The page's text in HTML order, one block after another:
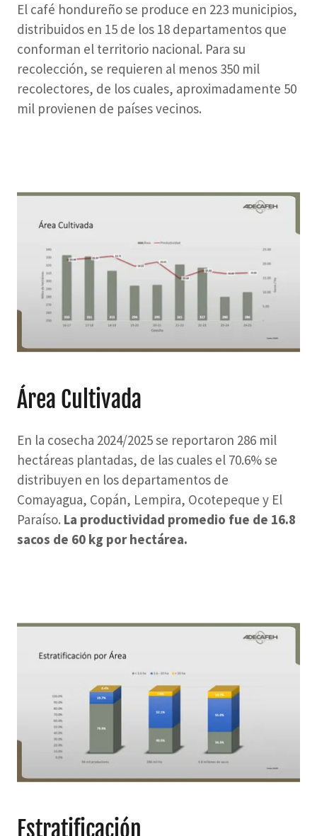
El café hondureño se produce en 223 municipios,
distribuidos en 15 de los 18 departamentos que
conforman el territorio nacional. Para su
recolección, se requieren al menos 350 mil
recolectores, de los cuales, aproximadamente 50
mil provienen de países vecinos.
Área Cultivada
En la cosecha 2024/2025 se reportaron 286 mil
hectáreas plantadas, de las cuales el 70.6% se
distribuyen en los departamentos de
Comayagua, Copán, Lempira, Ocotepeque y El
Paraíso. La productividad promedio fue de 16.8
sacos de 60 kg por hectárea.
Estratificación